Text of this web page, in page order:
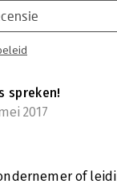
spreken!
2017
of